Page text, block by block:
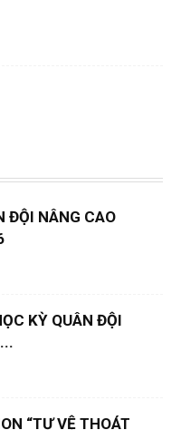
ĐỘI NÂNG CAO
KỲ QUÂN ĐỘI
“TỰ VỆ THOÁT